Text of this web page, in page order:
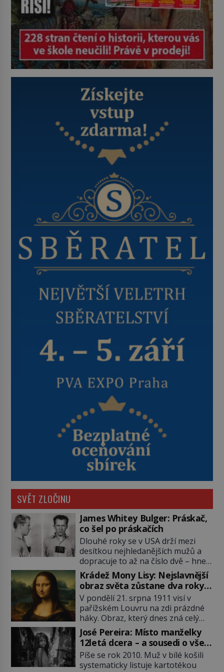
SVĚT ZLOČINU
James Whitey Bulger: Práskač,
co šel po práskačích
Dlouhé roky se v USA drží mezi
desítkou nejhledanějších mužů a
dopracuje to až na číslo dvě – hned
po Usámovi bin Ládinovi (1957–
2011). To je James „Whitey“ Bulger
(1929–2018) viněný ze spoluúčasti
na 19 vraždách, vydírání a lichvy. A
samozřejmě, krom toho je ještě
drogový dealer, který neváhá
odstranit z cesty všechny práskače,
zatímco […]
Krádež Mony Lisy: Nejslavnější
obraz světa zůstane dva roky
nezvěstný
V pondělí 21. srpna 1911 visí v
pařížském Louvru na zdi prázdné
háky. Obraz, který dnes zná celý
svět, je pryč. Zpočátku si nikdo
nemyslí, že jde o krádež.
Zaměstnanci jsou přesvědčeni, že
Mona Lisa je jen v restaurátorské
dílně nebo u fotografa. Když se
José Pereira: Místo manželky
12letá dcera – a sousedi o všem
vědí!
Píše se rok 2010. Muž v bílé košili
systematicky listuje kartotékou